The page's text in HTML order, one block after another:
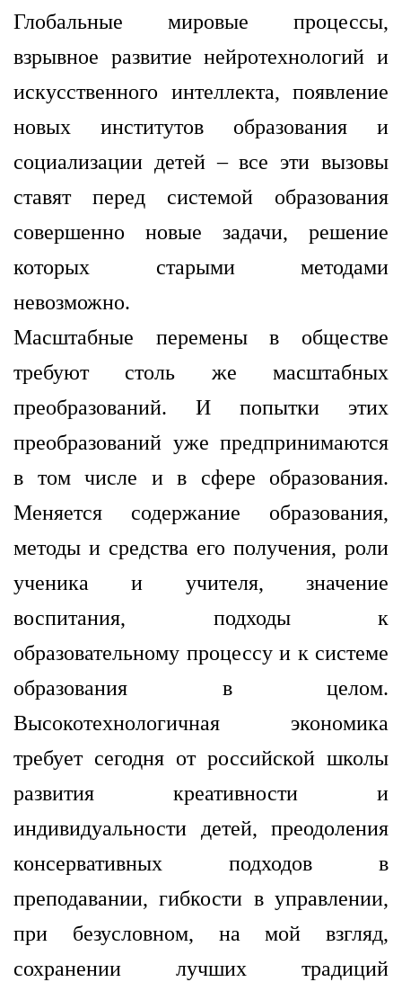
Глобальные мировые процессы,
взрывное развитие нейротехнологий и
искусственного интеллекта, появление
новых институтов образования и
социализации детей – все эти вызовы
ставят перед системой образования
совершенно новые задачи, решение
которых старыми методами
невозможно.
Масштабные перемены в обществе
требуют столь же масштабных
преобразований. И попытки этих
преобразований уже предпринимаются
в том числе и в сфере образования.
Меняется содержание образования,
методы и средства его получения, роли
ученика и учителя, значение
воспитания, подходы к
образовательному процессу и к системе
образования в целом.
Высокотехнологичная экономика
требует сегодня от российской школы
развития креативности и
индивидуальности детей, преодоления
консервативных подходов в
преподавании, гибкости в управлении,
при безусловном, на мой взгляд,
сохранении лучших традиций